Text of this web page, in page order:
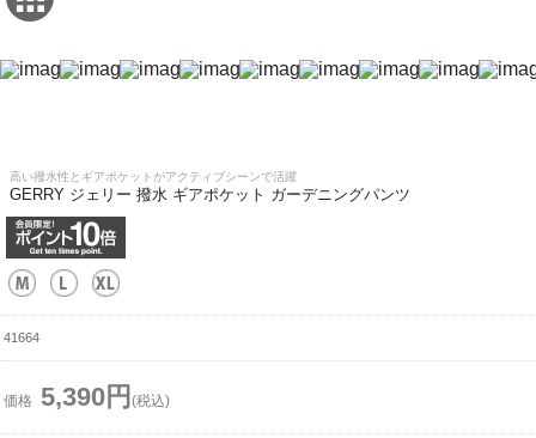
高い撥水性とギアポケットがアクティブシーンで活躍
GERRY ジェリー 撥水 ギアポケット ガーデニングパンツ
41664
価格 5,390円 (税込)